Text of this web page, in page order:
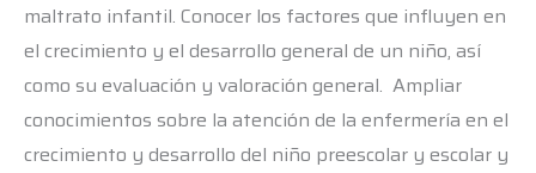
maltrato infantil. Conocer los factores que influyen en
el crecimiento y el desarrollo general de un niño, así
como su evaluación y valoración general. Ampliar
conocimientos sobre la atención de la enfermería en el
crecimiento y desarrollo del niño preescolar y escolar y